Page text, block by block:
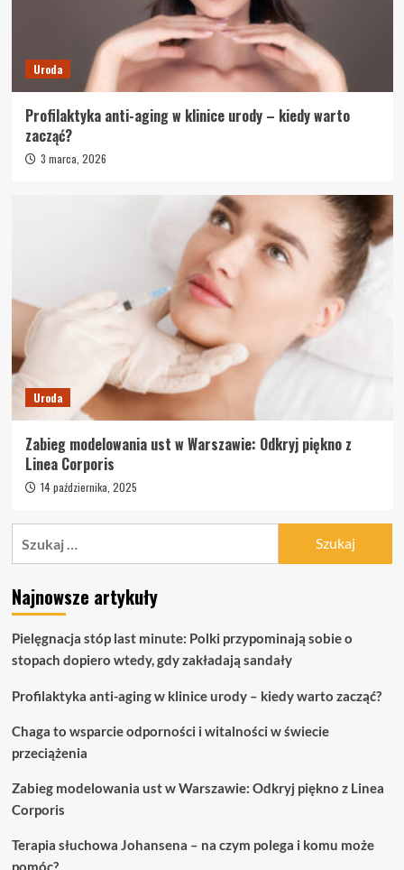
Uroda
Profilaktyka anti-aging w klinice urody – kiedy warto
zacząć?
3 marca, 2026
Uroda
Zabieg modelowania ust w Warszawie: Odkryj piękno z
Linea Corporis
14 października, 2025
Najnowsze artykuły
Pielęgnacja stóp last minute: Polki przypominają sobie o
stopach dopiero wtedy, gdy zakładają sandały
Profilaktyka anti-aging w klinice urody – kiedy warto zacząć?
Chaga to wsparcie odporności i witalności w świecie
przeciążenia
Zabieg modelowania ust w Warszawie: Odkryj piękno z Linea
Corporis
Terapia słuchowa Johansena – na czym polega i komu może
pomóc?